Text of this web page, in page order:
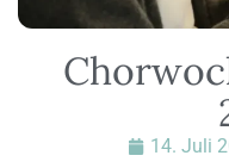
14. Juli